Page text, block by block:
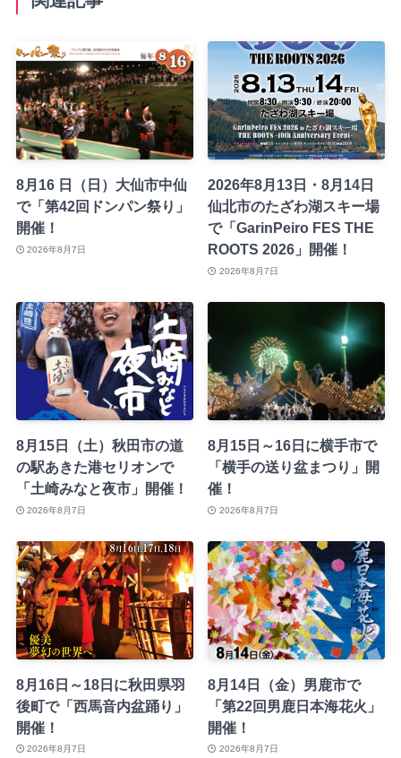
8月16 日（日）大仙市中仙
で「第42回ドンパン祭り」
開催！
2026年8月7日
2026年8月13日・8月14日
仙北市のたざわ湖スキー場
で「GarinPeiro FES THE
ROOTS 2026」開催！
2026年8月7日
8月15日（土）秋田市の道
の駅あきた港セリオンで
「土崎みなと夜市」開催！
2026年8月7日
8月15日～16日に横手市で
「横手の送り盆まつり」開
催！
2026年8月7日
8月16日～18日に秋田県羽
後町で「西馬音内盆踊り」
開催！
2026年8月7日
8月14日（金）男鹿市で
「第22回男鹿日本海花火」
開催！
2026年8月7日